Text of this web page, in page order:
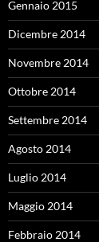
Gennaio 2015
Dicembre 2014
Novembre 2014
Ottobre 2014
Settembre 2014
Agosto 2014
Luglio 2014
Maggio 2014
Febbraio 2014